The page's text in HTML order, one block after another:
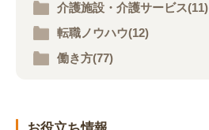
介護施設・介護サービス(11)
転職ノウハウ(12)
働き方(77)